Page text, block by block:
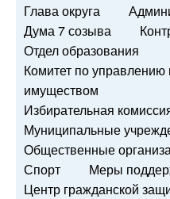
Глава округа
Дума 7 созыва
Отдел образования
Комитет по
имуществом
Избирательная
Муниципальные
Общественные
Спорт
Меры
Центр гражданской